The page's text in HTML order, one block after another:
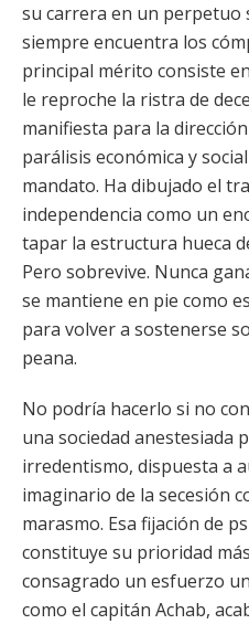
su carrera en un perpetuo
siempre encuentra los
principal mérito consiste
le reproche la ristra de
manifiesta para la
parálisis económica y
mandato. Ha dibujado el
independencia como un
tapar la estructura hueca
Pero sobrevive. Nunca
se mantiene en pie como
para volver a sostenerse
peana.
No podría hacerlo si no
una sociedad anestesiada
irredentismo, dispuesta a
imaginario de la secesión
marasmo. Esa fijación de
constituye su prioridad
consagrado un esfuerzo
como el capitán Achab,